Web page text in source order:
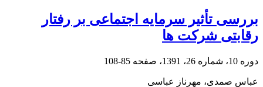
بررسی تأثیر سرمایه اجتماعی بر رفتار
رقابتی شرکت ها
دوره 10، شماره 26، 1391، صفحه 85-108
عباس صمدی، مهرناز عباسی